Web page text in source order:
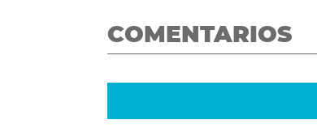
COMENTARIOS